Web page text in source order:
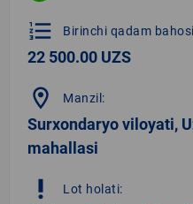
format_list_numbered Birinchi qadam
22 500.00 UZS
location_on Manzil:
Surxondaryo viloyati,
mahallasi
priority_high Lot holati: